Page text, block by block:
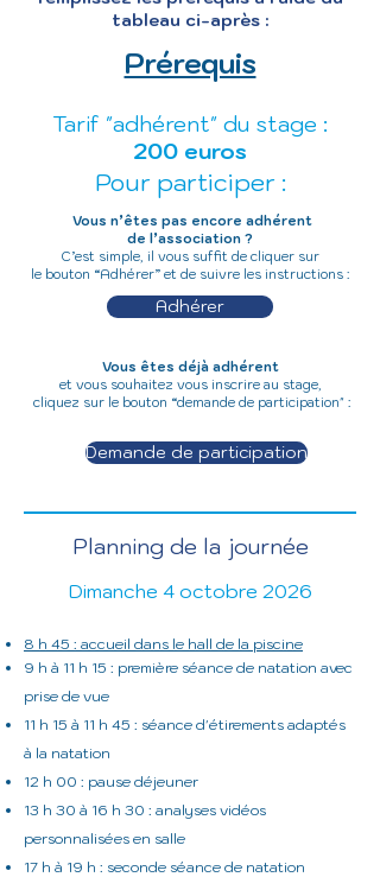
tableau ci-après :
Prérequis
Tarif "adhérent" du stage :
200 euros
Pour participer :
Vous n’êtes pas encore adhérent
de l’association ?
C’est simple, il vous suffit de cliquer sur
le bouton “Adhérer” et de suivre les instructions :
Adhérer
Vous êtes déjà adhérent
et vous souhaitez vous inscrire au stage,
cliquez sur le bouton “demande de participation" :
Demande de participation
Planning de la journée
​Dimanche 4 octobre 2026
8 h 45 : accueil dans le hall de la piscine
9 h à 11 h 15 : première séance de natation avec
prise de vue
11 h 15 à 11 h 45 : séance d'étirements adaptés
à la natation
12 h 00 : pause déjeuner
13 h 30 à 16 h 30 : analyses vidéos
personnalisées en salle
17 h à 19 h : seconde séance de natation